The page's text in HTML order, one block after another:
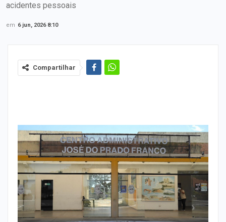
acidentes pessoais
em 6 jun, 2026 8:10
Compartilhar